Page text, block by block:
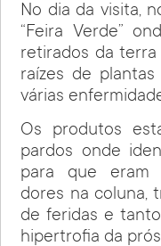
No dia da visita,
“Feira Verde”
retirados da
raízes de
várias
Os produtos
pardos onde
para que eram
dores na coluna,
de feridas e
hipertrofia da